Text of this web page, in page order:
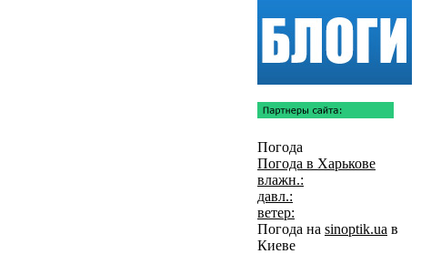
Погода
Погода в Харькове
влажн.:
давл.:
ветер:
Погода на sinoptik.ua в
Киеве